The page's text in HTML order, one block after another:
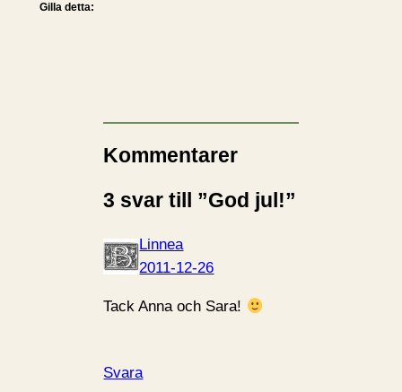
Gilla detta:
Kommentarer
3 svar till ”God jul!”
Linnea
2011-12-26
Tack Anna och Sara!
Svara